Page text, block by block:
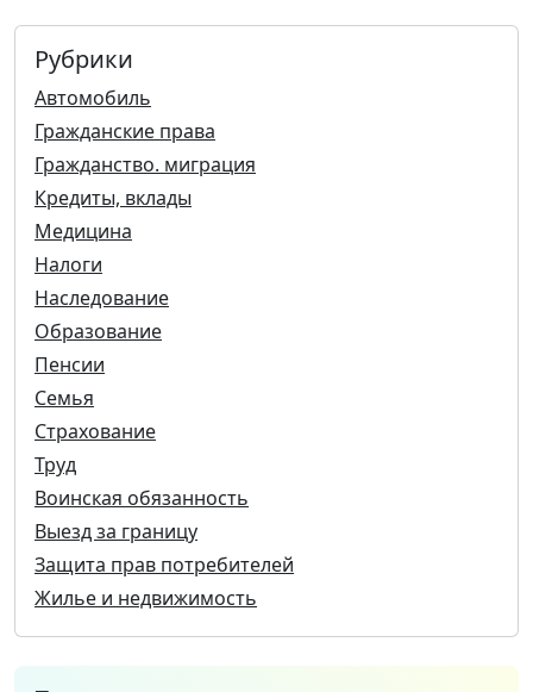
Рубрики
Автомобиль
Гражданские права
Гражданство. миграция
Кредиты, вклады
Медицина
Налоги
Наследование
Образование
Пенсии
Семья
Страхование
Труд
Воинская обязанность
Выезд за границу
Защита прав потребителей
Жилье и недвижимость